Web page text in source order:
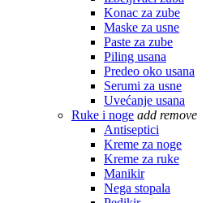
Konac za zube
Maske za usne
Paste za zube
Piling usana
Predeo oko usana
Serumi za usne
Uvećanje usana
Ruke i noge add remove
Antiseptici
Kreme za noge
Kreme za ruke
Manikir
Nega stopala